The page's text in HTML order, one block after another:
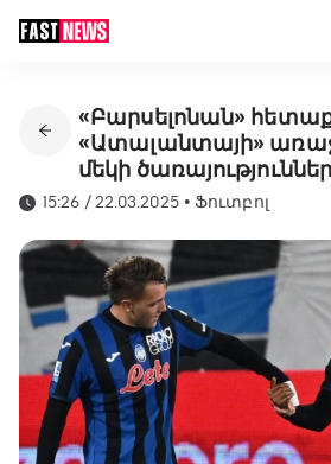
«Բարսելոնան»
«Ատալանտայի»
մեկի
15:26 / 22.03.2025 •Ֆուտբոլ